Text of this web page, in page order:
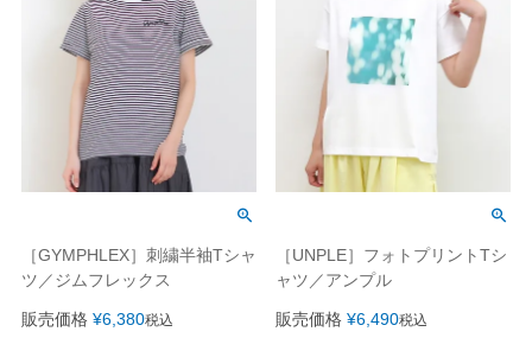
［GYMPHLEX］刺繍半袖Tシャ
ツ／ジムフレックス
販売価格 ¥6,380税込
［UNPLE］フォトプリントTシ
ャツ／アンプル
販売価格 ¥6,490税込